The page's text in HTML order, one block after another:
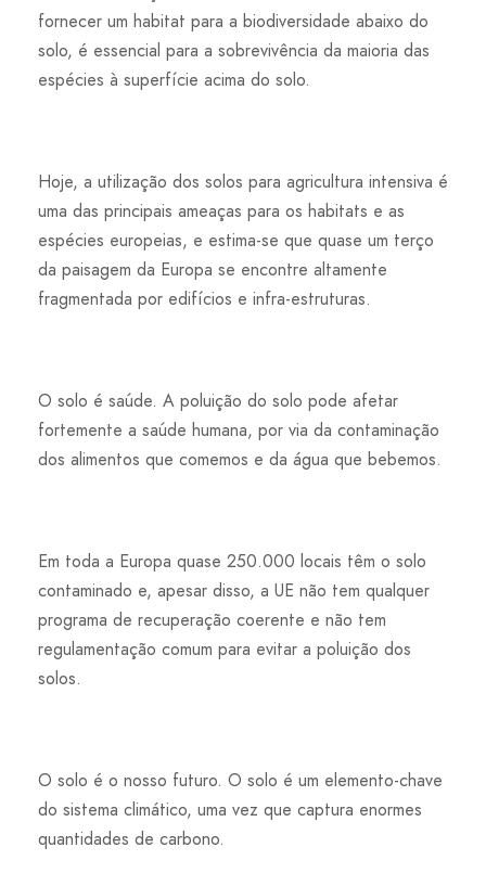
fornecer um habitat para a biodiversidade abaixo do
solo, é essencial para a sobrevivência da maioria das
espécies à superfície acima do solo.
Hoje, a utilização dos solos para agricultura intensiva é
uma das principais ameaças para os habitats e as
espécies europeias, e estima-se que quase um terço
da paisagem da Europa se encontre altamente
fragmentada por edifícios e infra-estruturas.
O solo é saúde. A poluição do solo pode afetar
fortemente a saúde humana, por via da contaminação
dos alimentos que comemos e da água que bebemos.
Em toda a Europa quase 250.000 locais têm o solo
contaminado e, apesar disso, a UE não tem qualquer
programa de recuperação coerente e não tem
regulamentação comum para evitar a poluição dos
solos.
O solo é o nosso futuro. O solo é um elemento-chave
do sistema climático, uma vez que captura enormes
quantidades de carbono.